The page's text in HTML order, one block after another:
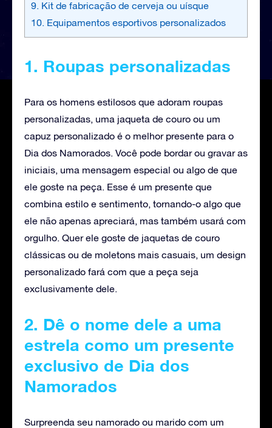
9. Kit de fabricação de cerveja ou uísque
10. Equipamentos esportivos personalizados
1. Roupas personalizadas
Para os homens estilosos que adoram roupas
personalizadas, uma jaqueta de couro ou um
capuz personalizado é o melhor presente para o
Dia dos Namorados. Você pode bordar ou gravar as
iniciais, uma mensagem especial ou algo de que
ele goste na peça. Esse é um presente que
combina estilo e sentimento, tornando-o algo que
ele não apenas apreciará, mas também usará com
orgulho. Quer ele goste de jaquetas de couro
clássicas ou de moletons mais casuais, um design
personalizado fará com que a peça seja
exclusivamente dele.
2. Dê o nome dele a uma
estrela como um presente
exclusivo de Dia dos
Namorados
Surpreenda seu namorado ou marido com um